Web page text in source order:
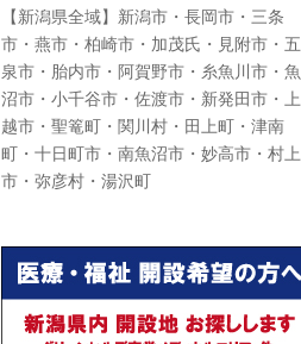
【新潟県全域】新潟市・長岡市・三条
市・燕市・柏崎市・加茂氏・見附市・五
泉市・胎内市・阿賀野市・糸魚川市・魚
沼市・小千谷市・佐渡市・新発田市・上
越市・聖篭町・関川村・田上町・津南
町・十日町市・南魚沼市・妙高市・村上
市・弥彦村・湯沢町